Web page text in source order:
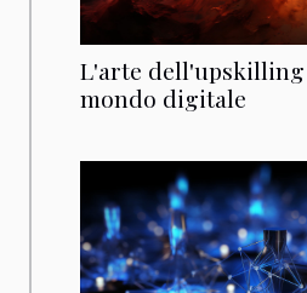
L'arte dell'upskilling
mondo digitale